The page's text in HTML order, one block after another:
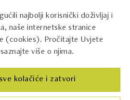
najbolji korisnički doživljaj i
naše internetske stranice
(cookies). Pročitajte Uvjete
više o njima.
kolačiće i zatvori